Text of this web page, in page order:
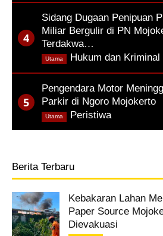
Sidang Dugaan Penipuan
Miliar Bergulir di PN
Terdakwa…
Hukum dan Kriminal
Utama
Pengendara Motor
Parkir di Ngoro Mojokerto
Peristiwa,
Utama
Berita Terbaru
Kebakaran Lahan
Paper Source
Dievakuasi